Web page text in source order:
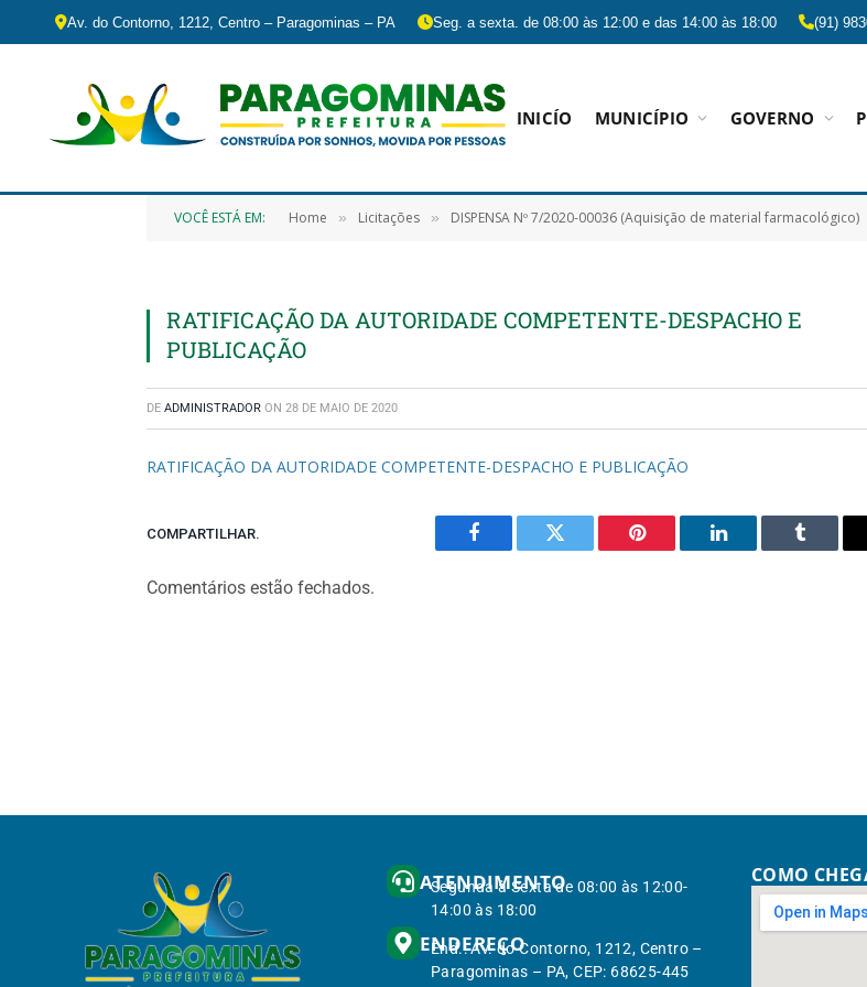
Av. do Contorno, 1212, Centro – Paragominas – PA Seg. a sexta. de 08:00 às 12:00 e das 14:00 às 18:00 (91)
INICÍO MUNICÍPIO GOVERNO
VOCÊ ESTÁ EM: Home » Licitações » DISPENSA Nº 7/2020-00036 (Aquisição de material farmacológico)
RATIFICAÇÃO DA AUTORIDADE COMPETENTE-DESPACHO E
PUBLICAÇÃO
DE ADMINISTRADOR ON 28 DE MAIO DE 2020
RATIFICAÇÃO DA AUTORIDADE COMPETENTE-DESPACHO E PUBLICAÇÃO
COMPARTILHAR.
Facebook Twitter Pinterest LinkedIn Tumblr
Comentários estão fechados.
ATENDIMENTO
Segunda à Sexta de 08:00 às 12:00-
14:00 às 18:00
ENDEREÇO
End.: Av. do Contorno, 1212, Centro –
Paragominas – PA, CEP: 68625-445
COMO